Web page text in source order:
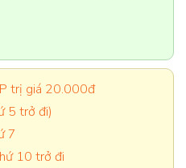
trị giá 20.000đ
5 trở đi)
7
10 trở đi